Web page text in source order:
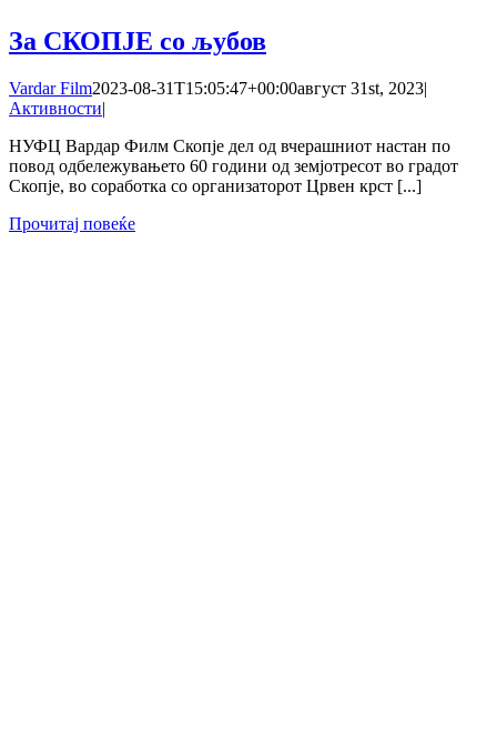
За СКОПЈЕ со љубов
Vardar Film2023-08-31T15:05:47+00:00август 31st, 2023|
Активности|
НУФЦ Вардар Филм Скопје дел од вчерашниот настан по
повод одбележувањето 60 години од земјотресот во градот
Скопје, во соработка со организаторот Црвен крст [...]
Прочитај повеќе